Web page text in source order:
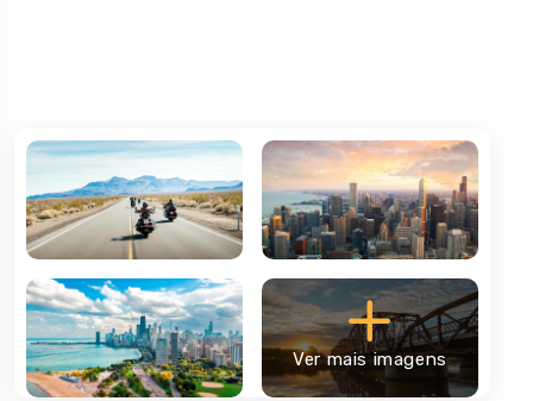
igualmente vibrante, com museus, teatros e uma cultura musical
que vai desde o jazz ao blues.
Chicago é uma cidade diversificada, onde diferentes
comunidades étnicas coexistem harmoniosamente. A influência
cultural é evidente na culinária local, que vai desde a famosa
pizza estilo Chicago até aos sabores autênticos de bairros como
Chinatown e Little Italy. Além disso, eventos como o Carnaval de
Verão e o Festival de Blues de Chicago fazem parte das tradições
culturais da cidade.
Ver mais imagens